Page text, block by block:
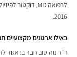
2016.
באילו ארגונים מקצועיים
ד"ר נוה טוב חבר ב: אגוד